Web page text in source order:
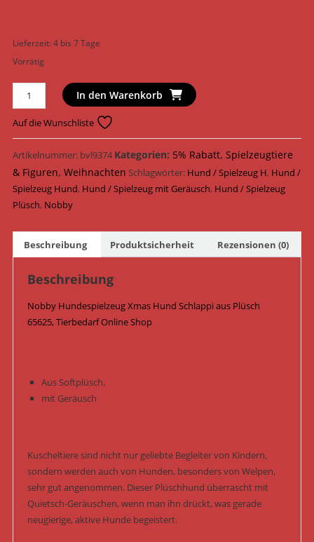
Lieferzeit:4 bis 7 Tage
Vorrätig
Nobby
Hundespielzeug
Xmas
Hund
Schlappi
Plüsch
42
cm
/
Braun
In den Warenkorb
Auf die Wunschliste
Artikelnummer: bvl9374 Kategorien: 5% Rabatt, Spielzeugtiere
& Figuren, Weihnachten Schlagwörter: Hund / Spielzeug H, Hund /
Spielzeug Hund, Hund / Spielzeug mit Geräusch, Hund / Spielzeug
Plüsch, Nobby
Beschreibung Produktsicherheit Rezensionen (0)
Beschreibung
Nobby Hundespielzeug Xmas Hund Schlappi aus Plüsch
65625, Tierbedarf Online Shop
Aus Softplüsch.
mit Geräusch
Kuscheltiere sind nicht nur geliebte Begleiter von Kindern,
sondern werden auch von Hunden, besonders von Welpen,
sehr gut angenommen. Dieser Plüschhund überrascht mit
Quietsch-Geräuschen, wenn man ihn drückt, was gerade
neugierige, aktive Hunde begeistert.